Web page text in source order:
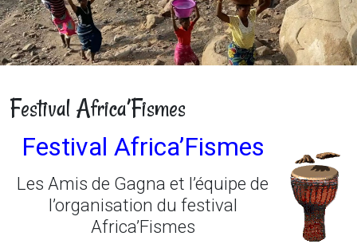
Festival Africa’Fismes
Festival Africa’Fismes
Les Amis de Gagna et l’équipe de
l’organisation du festival
Africa’Fismes